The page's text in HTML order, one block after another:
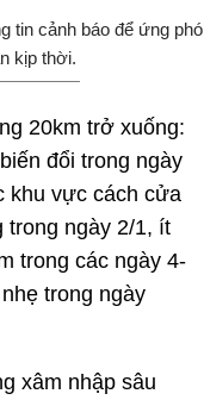
tin cảnh báo để ứng
kịp thời.
20km trở xuống:
đổi trong ngày
khu vực cách cửa
trong ngày 2/1, ít
trong các ngày 4-
trong ngày
xâm nhập sâu